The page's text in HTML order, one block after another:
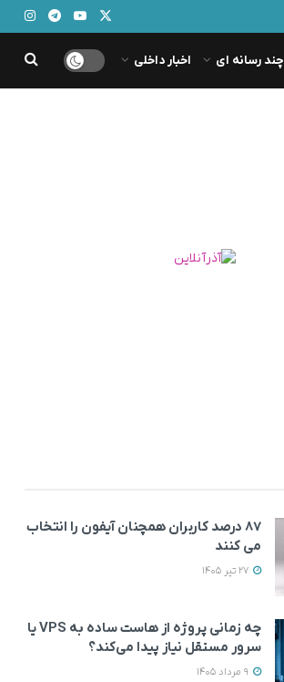
چند رسانه ای اخبار داخلی
۸۷ درصد کاربران همچنان آیفون را انتخاب
می‌ کنند
چه زمانی پروژه از هاست ساده به VPS یا
سرور مستقل نیاز پیدا می‌کند؟